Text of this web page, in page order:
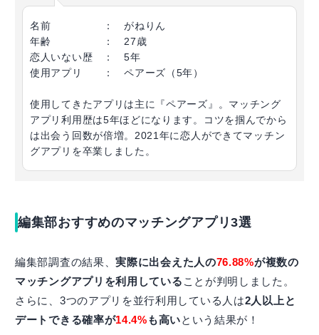
名前 ： がねりん
年齢 ： 27歳
恋人いない歴 ： 5年
使用アプリ ： ペアーズ（5年）
使用してきたアプリは主に『ペアーズ』。マッチング
アプリ利用歴は5年ほどになります。コツを掴んでから
は出会う回数が倍増。2021年に恋人ができてマッチン
グアプリを卒業しました。
編集部おすすめのマッチングアプリ3選
編集部調査の結果、実際に出会えた人の76.88%が複数の
マッチングアプリを利用している ことが判明しました。
さらに、3つのアプリを並行利用している人は2人以上と
デートできる確率が14.4%も高いという結果が！